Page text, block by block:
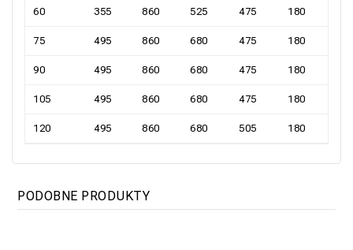
60 355 860 525 475 180
75 495 860 680 475 180
90 495 860 680 475 180
105 495 860 680 475 180
120 495 860 680 505 180
PODOBNE PRODUKTY